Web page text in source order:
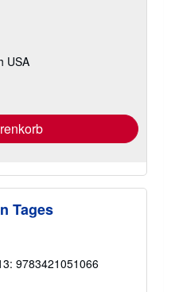
USA
Tages
9783421051066